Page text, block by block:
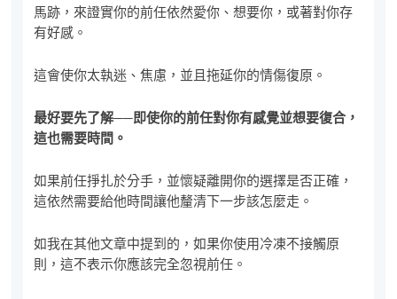
馬跡，來證實你的前任依然愛你、想要你，或著對你存
有好感。
這會使你太執迷、焦慮，並且拖延你的情傷復原。
最好要先了解──即使你的前任對你有感覺並想要復合，
這也需要時間。
如果前任掙扎於分手，並懷疑離開你的選擇是否正確，
這依然需要給他時間讓他釐清下一步該怎麼走。
如我在其他文章中提到的，如果你使用冷凍不接觸原
則，這不表示你應該完全忽視前任。